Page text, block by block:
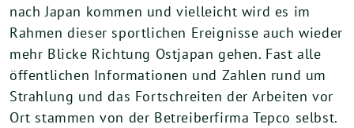
nach Japan kommen und vielleicht wird es im
Rahmen dieser sportlichen Ereignisse auch wieder
mehr Blicke Richtung Ostjapan gehen. Fast alle
öffentlichen Informationen und Zahlen rund um
Strahlung und das Fortschreiten der Arbeiten vor
Ort stammen von der Betreiberfirma Tepco selbst.